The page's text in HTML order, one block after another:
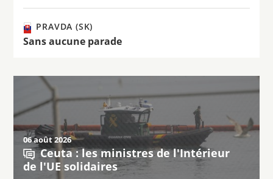
PRAVDA (SK)
Sans aucune parade
06 août 2026
Ceuta : les ministres de l'Intérieur
de l'UE solidaires